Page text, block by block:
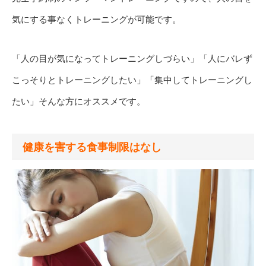
気にする事なくトレーニングが可能です。
「人の目が気になってトレーニングしづらい」「人にバレず
こっそりとトレーニングしたい」「集中してトレーニングし
たい」そんな方にオススメです。
健康を害する食事制限はなし